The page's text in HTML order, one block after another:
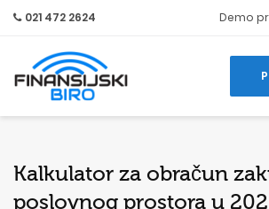
021 472 2624 Demo
Kalkulator za obračun
poslovnog prostora u